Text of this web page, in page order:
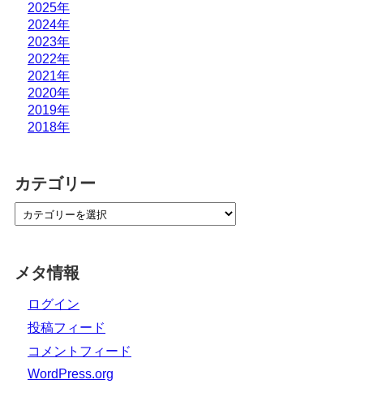
2025年
2024年
2023年
2022年
2021年
2020年
2019年
2018年
カテゴリー
メタ情報
ログイン
投稿フィード
コメントフィード
WordPress.org